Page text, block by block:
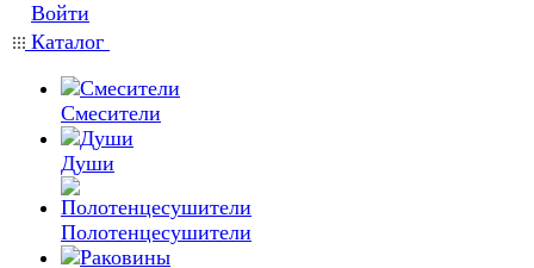
Войти
Каталог
Смесители
Души
Полотенцесушители